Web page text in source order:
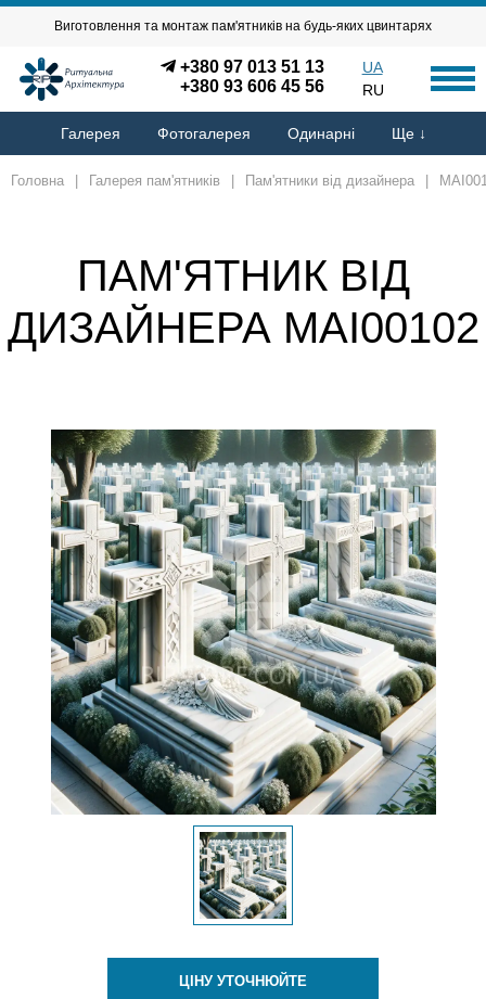
Виготовлення та монтаж пам'ятників на будь-яких цвинтарях
+380 97 013 51 13
+380 93 606 45 56
UA
RU
Галерея Фотогалерея Одинарні Ще ↓
Головна Галерея пам'ятників Пам'ятники від дизайнера
ПАМ'ЯТНИК ВІД
ДИЗАЙНЕРА MAI00102
ЦІНУ УТОЧНЮЙТЕ